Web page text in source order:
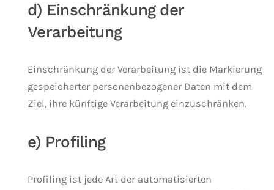
d) Einschränkung der
Verarbeitung
Einschränkung der Verarbeitung ist die Markierung
gespeicherter personenbezogener Daten mit dem
Ziel, ihre künftige Verarbeitung einzuschränken.
e) Profiling
Profiling ist jede Art der automatisierten